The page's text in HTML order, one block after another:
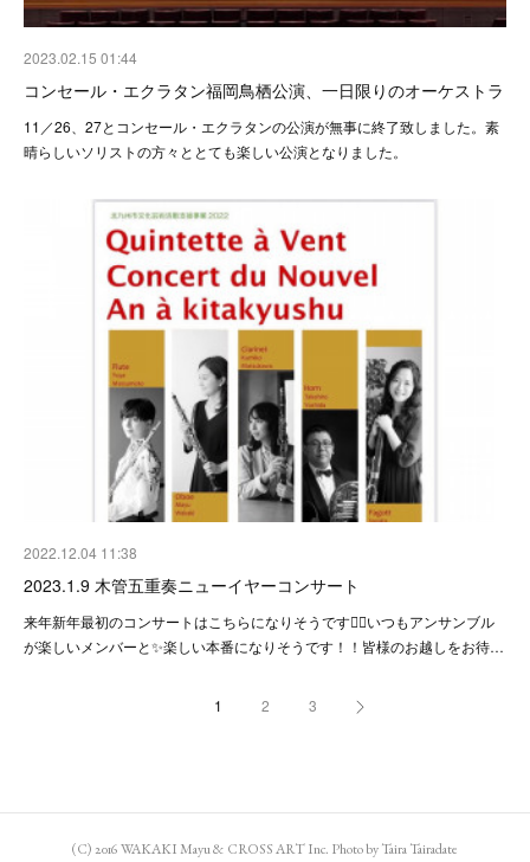
2023.02.15 01:44
コンセール・エクラタン福岡鳥栖公演、一日限りのオーケストラ
11／26、27とコンセール・エクラタンの公演が無事に終了致しました。素
晴らしいソリストの方々ととても楽しい公演となりました。
2022.12.04 11:38
2023.1.9 木管五重奏ニューイヤーコンサート
来年新年最初のコンサートはこちらになりそうです💁‍♀️いつもアンサンブル
が楽しいメンバーと✨楽しい本番になりそうです！！皆様のお越しをお待…
1 2 3
(C) 2016 WAKAKI Mayu & CROSS ART Inc. Photo by Taira Tairadate